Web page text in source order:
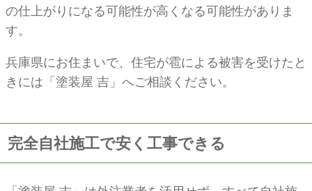
の仕上がりになる可能性が高くなる可能性がありま
す。
兵庫県にお住まいで、住宅が雹による被害を受けたと
きには「塗装屋 吉」へご相談ください。
完全自社施工で安く工事できる